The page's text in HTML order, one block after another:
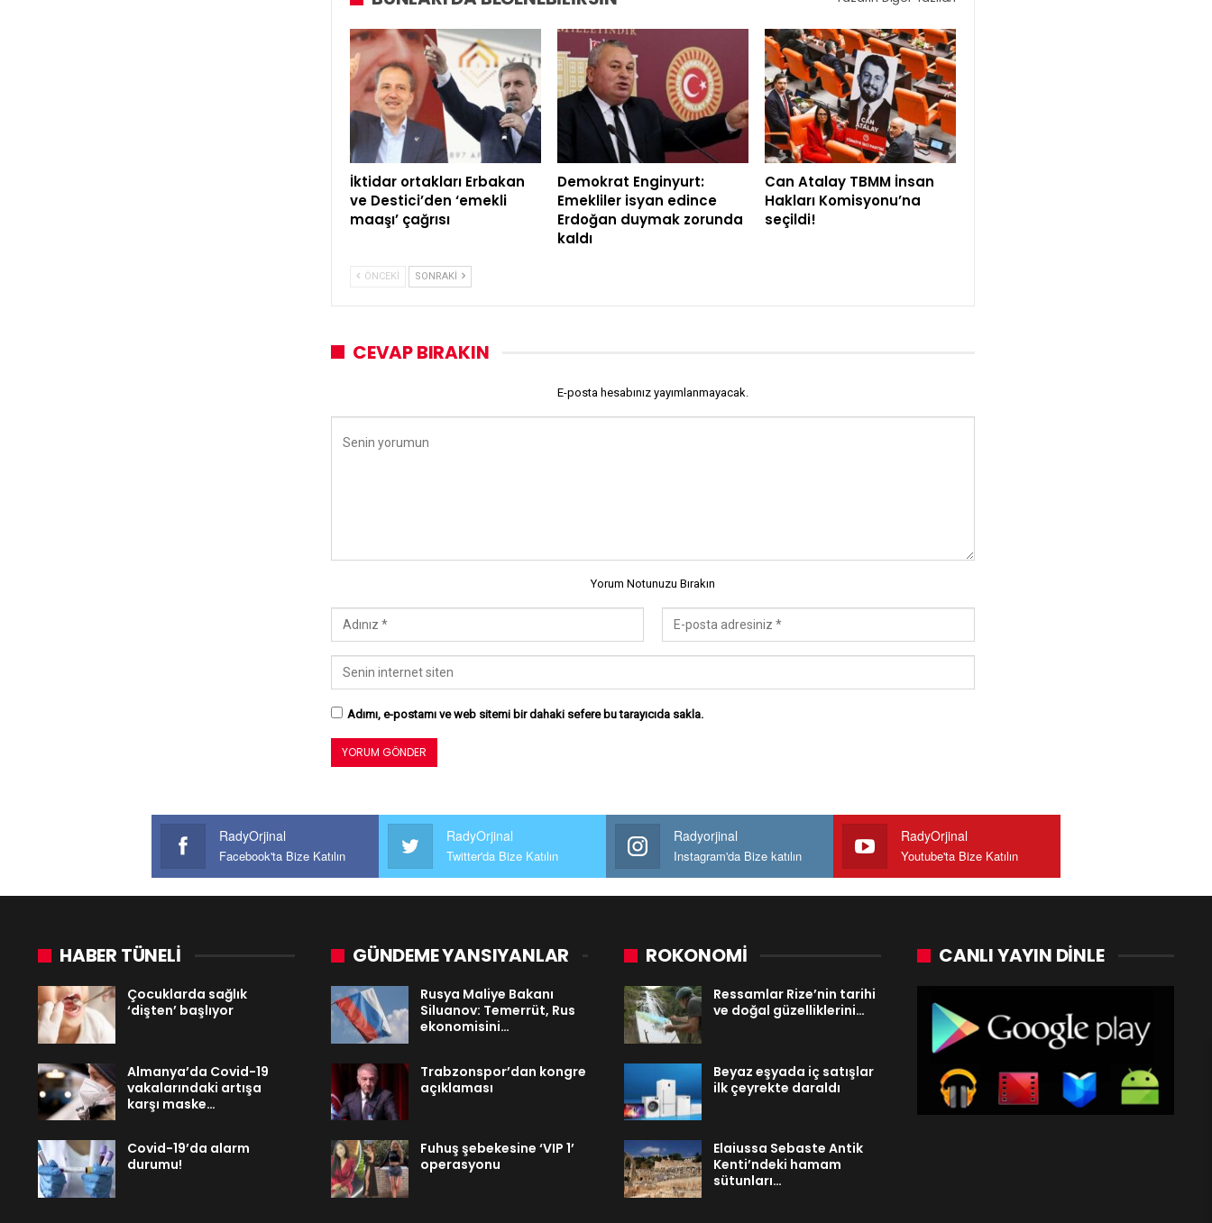
İktidar ortakları Erbakan
ve Destici’den ‘emekli
maaşı’ çağrısı
Demokrat Enginyurt:
Emekliler isyan edince
Erdoğan duymak zorunda
kaldı
Can Atalay TBMM İnsan
Hakları Komisyonu’na
seçildi!
ÖNCEKI SONRAKI
CEVAP BIRAKIN
E-posta hesabınız yayımlanmayacak.
Yorum Notunuzu Bırakın
Adımı, e-postamı ve web sitemi bir dahaki sefere bu tarayıcıda sakla.
RadyOrjinal
Facebook'ta Bize Katılın
RadyOrjinal
Twitter'da Bize Katılın
Radyorjinal
Instagram'da Bize katılın
RadyOrjinal
Youtube'ta Bize Katılın
HABER TÜNELİ
Çocuklarda sağlık
‘dişten’ başlıyor
Almanya’da Covid-19
vakalarındaki artışa
karşı maske…
Covid-19’da alarm
durumu!
GÜNDEME YANSIYANLAR
Rusya Maliye Bakanı
Siluanov: Temerrüt, Rus
ekonomisini…
Trabzonspor’dan kongre
açıklaması
Fuhuş şebekesine ‘VIP 1’
operasyonu
ROKONOMİ
Ressamlar Rize’nin tarihi
ve doğal güzelliklerini…
Beyaz eşyada iç satışlar
ilk çeyrekte daraldı
Elaiussa Sebaste Antik
Kenti’ndeki hamam
sütunları…
CANLI YAYIN DINLE